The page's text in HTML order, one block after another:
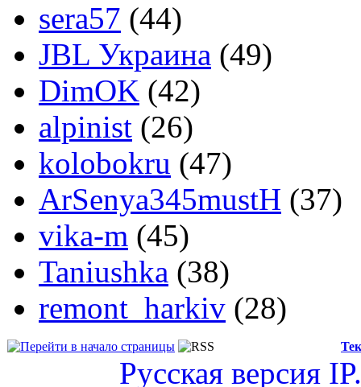
sera57 (44)
JBL Украина (49)
DimOK (42)
alpinist (26)
kolobokru (47)
ArSenya345mustH (37)
vika-m (45)
Taniushka (38)
remont_harkiv (28)
Русская версия